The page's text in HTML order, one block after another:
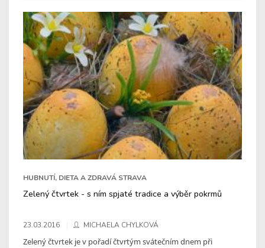
HUBNUTÍ, DIETA A ZDRAVÁ STRAVA
Zelený čtvrtek - s ním spjaté tradice a výběr pokrmů
23.03.2016 MICHAELA CHYLKOVÁ
Zelený čtvrtek je v pořadí čtvrtým svátečním dnem při